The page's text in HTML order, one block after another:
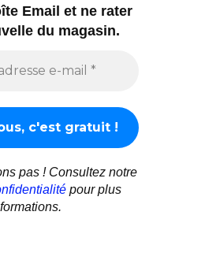
Email et ne rater
du magasin.
pas ! Consultez notre
pour plus